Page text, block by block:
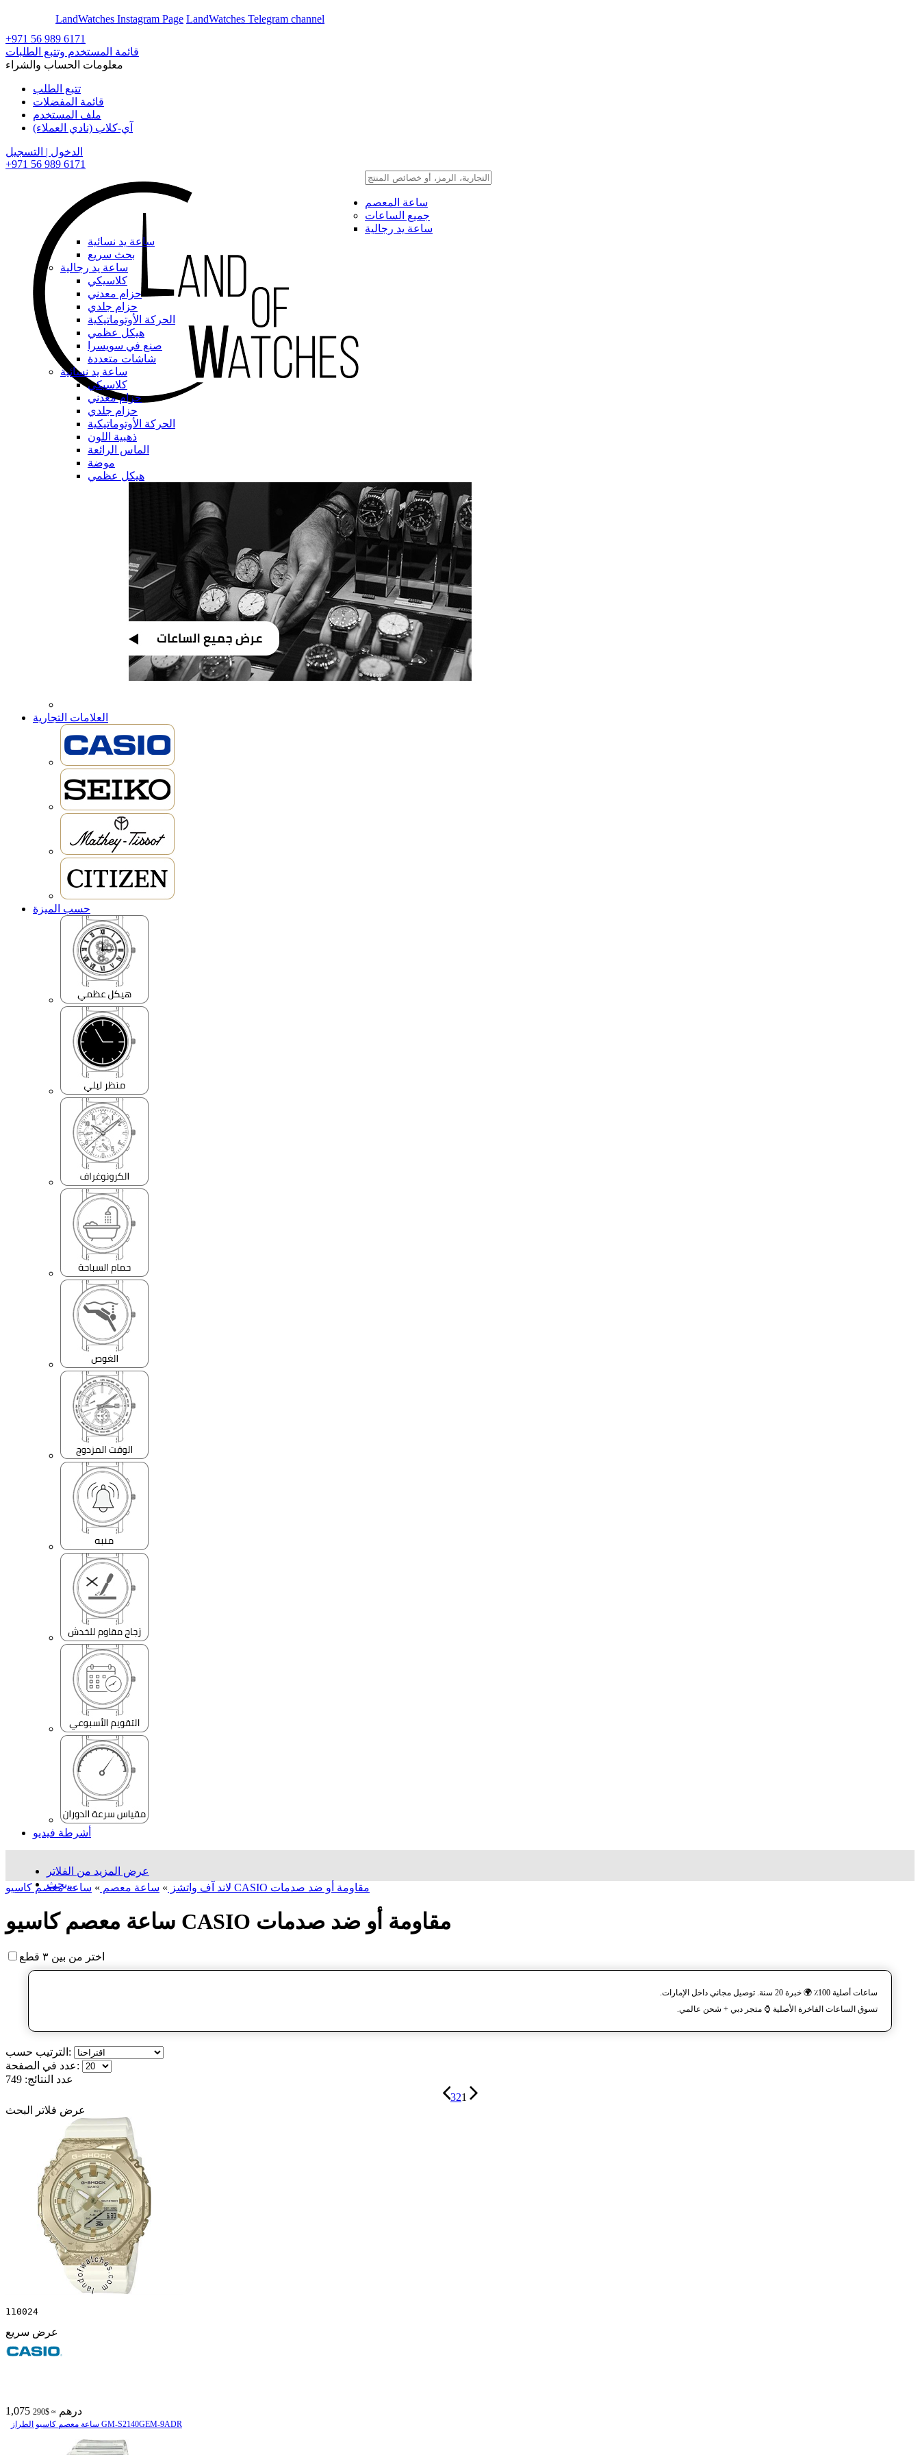
LandWatches Instagram Page LandWatches Telegram channel
+971 56 989 6171
قائمة المستخدم وتتبع الطلبات
معلومات الحساب والشراء
تتبع الطلب
قائمة المفضلات
ملف المستخدم
آي-كلاب (نادي العملاء)
الدخول | التسجيل
+971 56 989 6171
ساعة المعصم
جميع الساعات
ساعة يد رجالية
ساعة يد نسائية
بحث سريع
ساعة يد رجالية
كلاسيكي
حزام معدني
حزام جلدي
الحركة الأوتوماتيكية
هيكل عظمي
صنع في سويسرا
شاشات متعددة
ساعة يد نسائية
كلاسيكي
حزام معدني
حزام جلدي
الحركة الأوتوماتيكية
ذهبية اللون
الماس الرائعة
موضة
هيكل عظمي
العلامات التجارية
حسب الميزة
أشرطة فيديو
عرض المزيد من الفلاتر
بحث...
لاند آف واتشز » ساعة معصم » ساعة معصم کاسیو CASIO مقاومة أو ضد صدمات
ساعة معصم کاسیو CASIO مقاومة أو ضد صدمات
اختر من بين ٣ قطع
ساعات أصلية 100٪ 🌍 خبرة 20 سنة. توصيل مجاني داخل الإمارات.
تسوق الساعات الفاخرة الأصلية ⌚️ متجر دبي + شحن عالمي.
الترتيب حسب:
عدد في الصفحة:
عدد النتائج: 749
321
عرض فلاتر البحث
110024
عرض سريع
1,075 درهم ≈ $290
ساعة معصم کاسیو الطراز GM-S2140GEM-9ADR